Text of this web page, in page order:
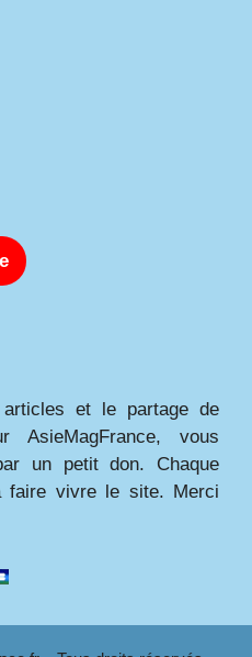
et le partage de
AsieMagFrance, vous
un petit don. Chaque
faire vivre le site. Merci